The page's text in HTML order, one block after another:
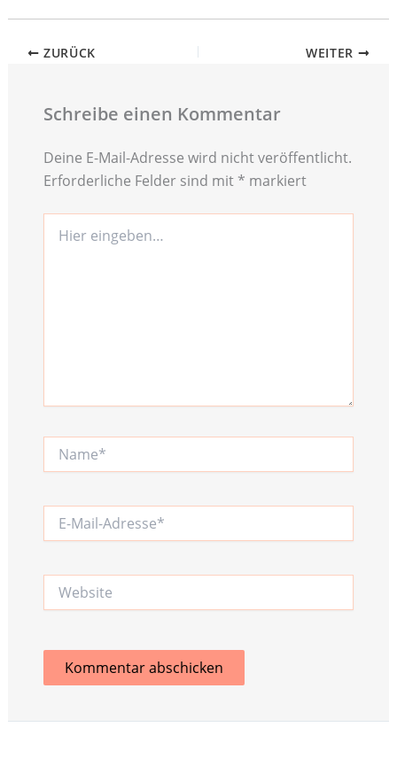
ZURÜCK WEITER
Schreibe einen Kommentar
Deine E-Mail-Adresse wird nicht veröffentlicht.
Erforderliche Felder sind mit * markiert
eingeben…
Mail-
Website